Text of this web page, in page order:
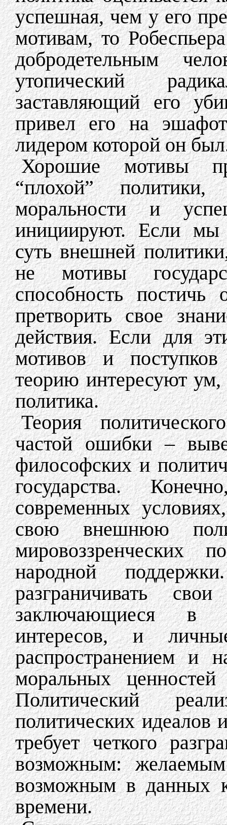
успешная, чем у его
мотивам, то
добродетельным
утопический
заставляющий его
привел его на
лидером которой он
Хорошие мотивы
“плохой”
моральности и
инициируют. Если мы
суть внешней
не мотивы
способность
претворить свое
действия. Если для
мотивов и
теорию интересуют ум,
политика.
Теория
частой ошибки –
философских и
государства.
современных
свою внешнюю
мировоззренческих
народной
разграничивать
заключающиеся в
интересов, и
распространением и
моральных
Политический
политических
требует четкого
возможным:
возможным в данных
времени.